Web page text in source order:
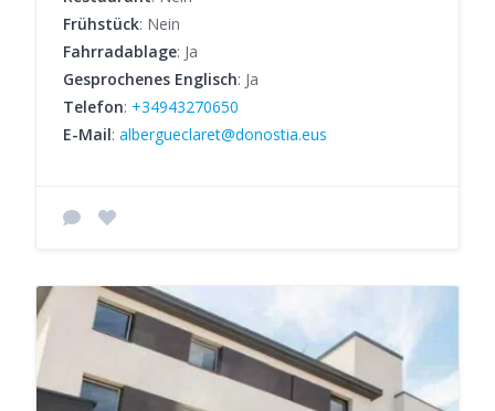
Frühstück: Nein
Fahrradablage: Ja
Gesprochenes Englisch: Ja
Telefon: +34943270650
E-Mail: albergueclaret@donostia.eus